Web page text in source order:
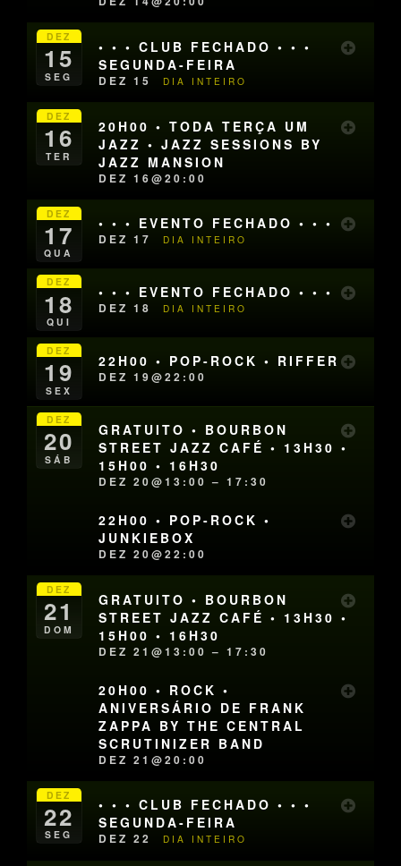
DEZ
15
SEG
• • • CLUB FECHADO • • •
SEGUNDA-FEIRA
DEZ 15 DIA INTEIRO
DEZ
16
TER
20H00 • TODA TERÇA UM
JAZZ • JAZZ SESSIONS BY
JAZZ MANSION
DEZ 16@20:00
DEZ
17
QUA
• • • EVENTO FECHADO • • •
DEZ 17 DIA INTEIRO
DEZ
18
QUI
• • • EVENTO FECHADO • • •
DEZ 18 DIA INTEIRO
DEZ
19
SEX
22H00 • POP-ROCK • RIFFER
DEZ 19@22:00
DEZ
20
SÁB
GRATUITO • BOURBON
STREET JAZZ CAFÉ • 13H30 •
15H00 • 16H30
DEZ 20@13:00 – 17:30
22H00 • POP-ROCK •
JUNKIEBOX
DEZ 20@22:00
DEZ
21
DOM
GRATUITO • BOURBON
STREET JAZZ CAFÉ • 13H30 •
15H00 • 16H30
DEZ 21@13:00 – 17:30
20H00 • ROCK •
ANIVERSÁRIO DE FRANK
ZAPPA BY THE CENTRAL
SCRUTINIZER BAND
DEZ 21@20:00
DEZ
22
SEG
• • • CLUB FECHADO • • •
SEGUNDA-FEIRA
DEZ 22 DIA INTEIRO